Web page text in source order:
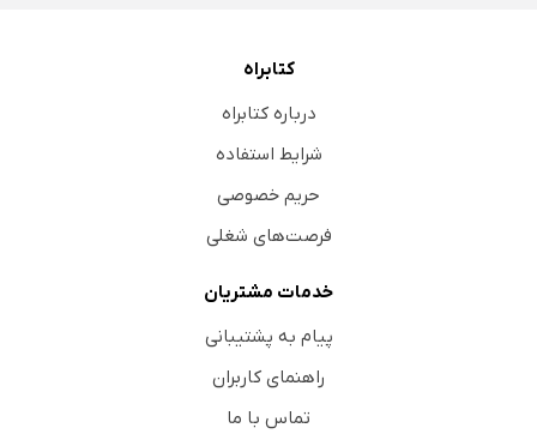
کتابراه
درباره کتابراه
شرایط استفاده
حریم خصوصی
فرصت‌های شغلی
خدمات مشتریان
پیام به پشتیبانی
راهنمای کاربران
تماس با ما